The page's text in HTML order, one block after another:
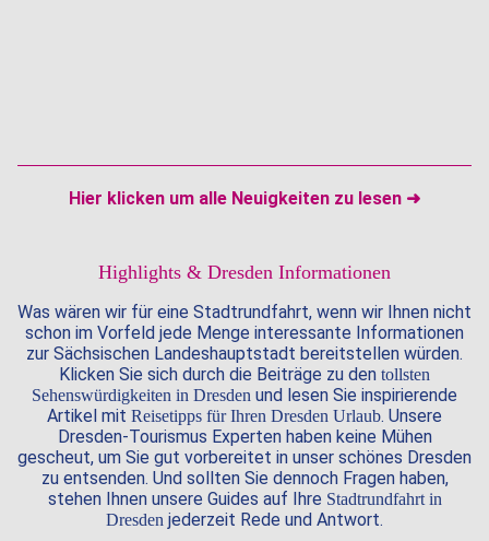
&
Hier klicken um alle Neuigkeiten zu lesen ➜
Highlights & Dresden Informationen
Was wären wir für eine Stadtrundfahrt, wenn wir Ihnen nicht
schon im Vorfeld jede Menge interessante Informationen
zur Sächsischen Landeshauptstadt bereitstellen würden.
Klicken Sie sich durch die Beiträge zu den tollsten
Sehenswürdigkeiten in Dresden und lesen Sie inspirierende
Artikel mit Reisetipps für Ihren Dresden Urlaub. Unsere
Dresden-Tourismus Experten haben keine Mühen
gescheut, um Sie gut vorbereitet in unser schönes Dresden
zu entsenden. Und sollten Sie dennoch Fragen haben,
stehen Ihnen unsere Guides auf Ihre Stadtrundfahrt in
Dresden jederzeit Rede und Antwort.